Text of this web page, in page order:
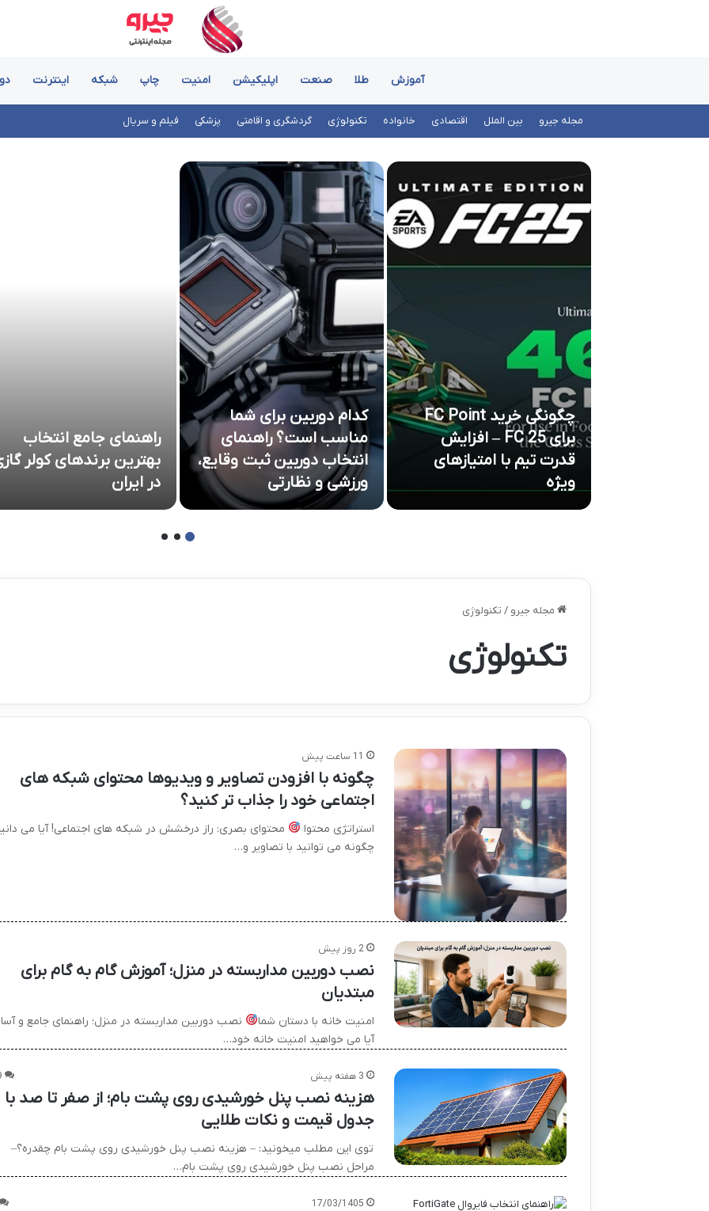
آموزش طلا صنعت اپلیکیشن امنیت چاپ شبکه اینترنت
مجله جیرو بین الملل اقتصادی خانواده تکنولوژی گردشگری و اقامتی پزشکی فیلم و سریال
چگونگی خرید FC Point
برای FC 25 – افزایش
قدرت تیم با امتیازهای
ویژه
کدام دوربین برای شما
مناسب است؟ راهنمای
انتخاب دوربین ثبت وقایع،
ورزشی و نظارتی
راهنمای جامع انتخاب
بهترین برندهای کولر
در ایران
مجله جیرو / تکنولوژی
تکنولوژی
11 ساعت پیش
چگونه با افزودن تصاویر و ویدیوها محتوای شبکه های
اجتماعی خود را جذاب تر کنید؟
استراتژی محتوا
محتوای بصری: راز درخشش در شبکه های اجتماعی! آیا می
چگونه می توانید با تصاویر و…
2 روز پیش
نصب دوربین مداربسته در منزل؛ آموزش گام به گام برای
مبتدیان
امنیت خانه با دستان شما
نصب دوربین مداربسته در منزل؛ راهنمای جامع و
آیا می خواهید امنیت خانه خود…
3 هفته پیش
هزینه نصب پنل خورشیدی روی پشت بام؛ از صفر تا صد با
جدول قیمت و نکات طلایی
توی این مطلب میخونید: – هزینه نصب پنل خورشیدی روی پشت بام چقدره؟–
مراحل نصب پنل خورشیدی روی پشت بام…
17/03/1405